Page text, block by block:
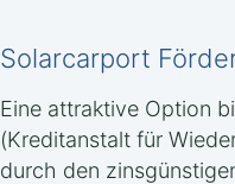
Solarcarport
Eine attraktive Option
(Kreditanstalt für
durch den